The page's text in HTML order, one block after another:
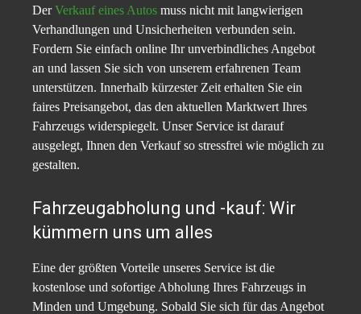
DerVerkauf eines Autos muss nicht mit langwierigen
Verhandlungen und Unsicherheiten verbunden sein.
Fordern Sie einfach online Ihr unverbindliches Angebot
an und lassen Sie sich von unserem erfahrenen Team
unterstützen. Innerhalb kürzester Zeit erhalten Sie ein
faires Preisangebot, das den aktuellen Marktwert Ihres
Fahrzeugs widerspiegelt. Unser Service ist darauf
ausgelegt, Ihnen den Verkauf so stressfrei wie möglich zu
gestalten.
Fahrzeugabholung und -kauf: Wir
kümmern uns um alles
Eine der größten Vorteile unseres Service ist die
kostenlose und sofortige Abholung Ihres Fahrzeugs in
Minden und Umgebung. Sobald Sie sich für das Angebot